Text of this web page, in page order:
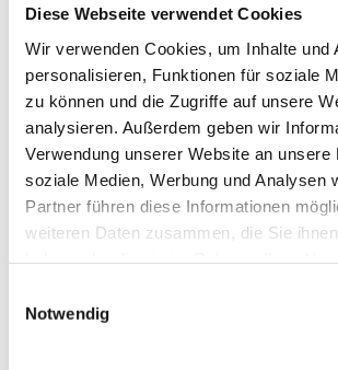
Diese Webseite verwendet Cookies
Wir verwenden Cookies, um Inhalte und
personalisieren, Funktionen für soziale
zu können und die Zugriffe auf unsere
analysieren. Außerdem geben wir
Verwendung unserer Website an unsere
soziale Medien, Werbung und Analysen
Partner führen diese Informationen
weiteren Daten zusammen, die Sie
Notwendig
Bauliche Barrierefreiheit
Öffentliche Schlossführung |
Weinberg Kefermarkt
Rundgang/Wanderung,Vermittlungsangebot